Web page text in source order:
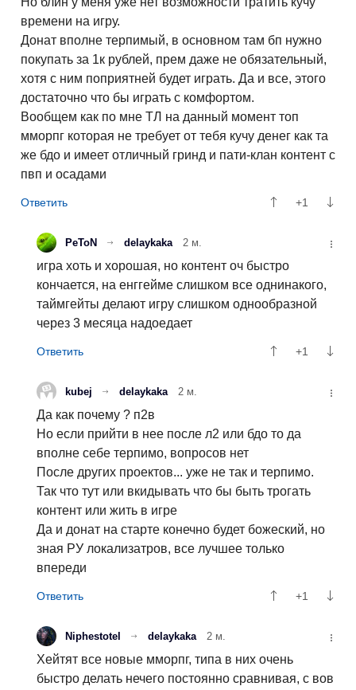
времени на игру.
Донат вполне терпимый, в основном там бп нужно
покупать за 1к рублей, прем даже не обязательный,
хотя с ним поприятней будет играть. Да и все, этого
достаточно что бы играть с комфортом.
Вообщем как по мне ТЛ на данный момент топ
мморпг которая не требует от тебя кучу денег как та
же бдо и имеет отличный гринд и пати-клан контент с
пвп и осадами
+1
PeToN delaykaka 2 м.
игра хоть и хорошая, но контент оч быстро
кончается, на енггейме слишком все однинакого,
таймгейты делают игру слишком однообразной
через 3 месяца надоедает
+1
kubej delaykaka 2 м.
Да как почему ? п2в
Но если прийти в нее после л2 или бдо то да
вполне себе терпимо, вопросов нет
После других проектов... уже не так и терпимо.
Так что тут или вкидывать что бы быть трогать
контент или жить в игре
Да и донат на старте конечно будет божеский, но
зная РУ локализатров, все лучшее только
впереди
+1
Niphestotel delaykaka 2 м.
Хейтят все новые мморпг, типа в них очень
быстро делать нечего постоянно сравнивая, с вов